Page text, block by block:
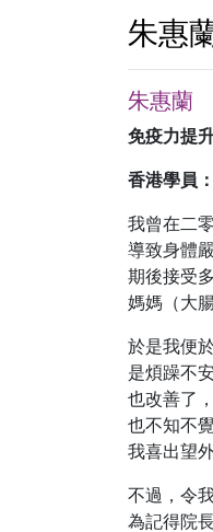
朱惠
朱惠蘭
免疫力提
香港學員
我曾在二
導致身體
期後接受
媽媽（大
於是我便
是煩躁不
也改善了
也不知不
我喜出望
不過，令
為記得院